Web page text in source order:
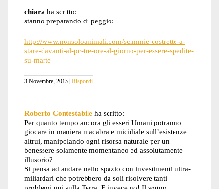
chiara ha scritto:
stanno preparando di peggio:
http://www.nonsoloanimali.com/scimmie-costrette-a-
stare-davanti-al-pc-tre-ore-al-giorno-per-essere-spedite-
su-marte
3 Novembre, 2015 Rispondi
Roberto Contestabile ha scritto:
Per quanto tempo ancora gli esseri Umani potranno
giocare in maniera macabra e micidiale sull’esistenze
altrui, manipolando ogni risorsa naturale per un
benessere solamente momentaneo ed assolutamente
illusorio?
Si pensa ad andare nello spazio con investimenti ultra-
miliardari che potrebbero da soli risolvere tanti